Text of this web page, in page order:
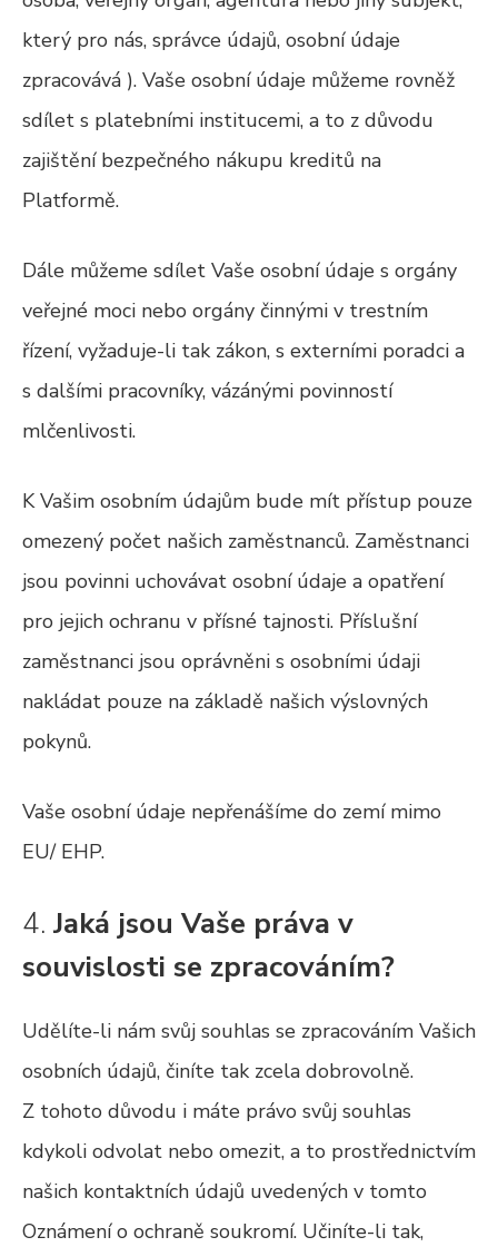
který pro nás, správce údajů, osobní údaje
zpracovává ). Vaše osobní údaje můžeme rovněž
sdílet s platebními institucemi, a to z důvodu
zajištění bezpečného nákupu kreditů na
Platformě.
Dále můžeme sdílet Vaše osobní údaje s orgány
veřejné moci nebo orgány činnými v trestním
řízení, vyžaduje-li tak zákon, s externími poradci a
s dalšími pracovníky, vázánými povinností
mlčenlivosti.
K Vašim osobním údajům bude mít přístup pouze
omezený počet našich zaměstnanců. Zaměstnanci
jsou povinni uchovávat osobní údaje a opatření
pro jejich ochranu v přísné tajnosti. Příslušní
zaměstnanci jsou oprávněni s osobními údaji
nakládat pouze na základě našich výslovných
pokynů.
Vaše osobní údaje nepřenášíme do zemí mimo
EU/ EHP.
4. Jaká jsou Vaše práva v
souvislosti se zpracováním?
Udělíte-li nám svůj souhlas se zpracováním Vašich
osobních údajů, činíte tak zcela dobrovolně.
Z tohoto důvodu i máte právo svůj souhlas
kdykoli odvolat nebo omezit, a to prostřednictvím
našich kontaktních údajů uvedených v tomto
Oznámení o ochraně soukromí. Učiníte-li tak,